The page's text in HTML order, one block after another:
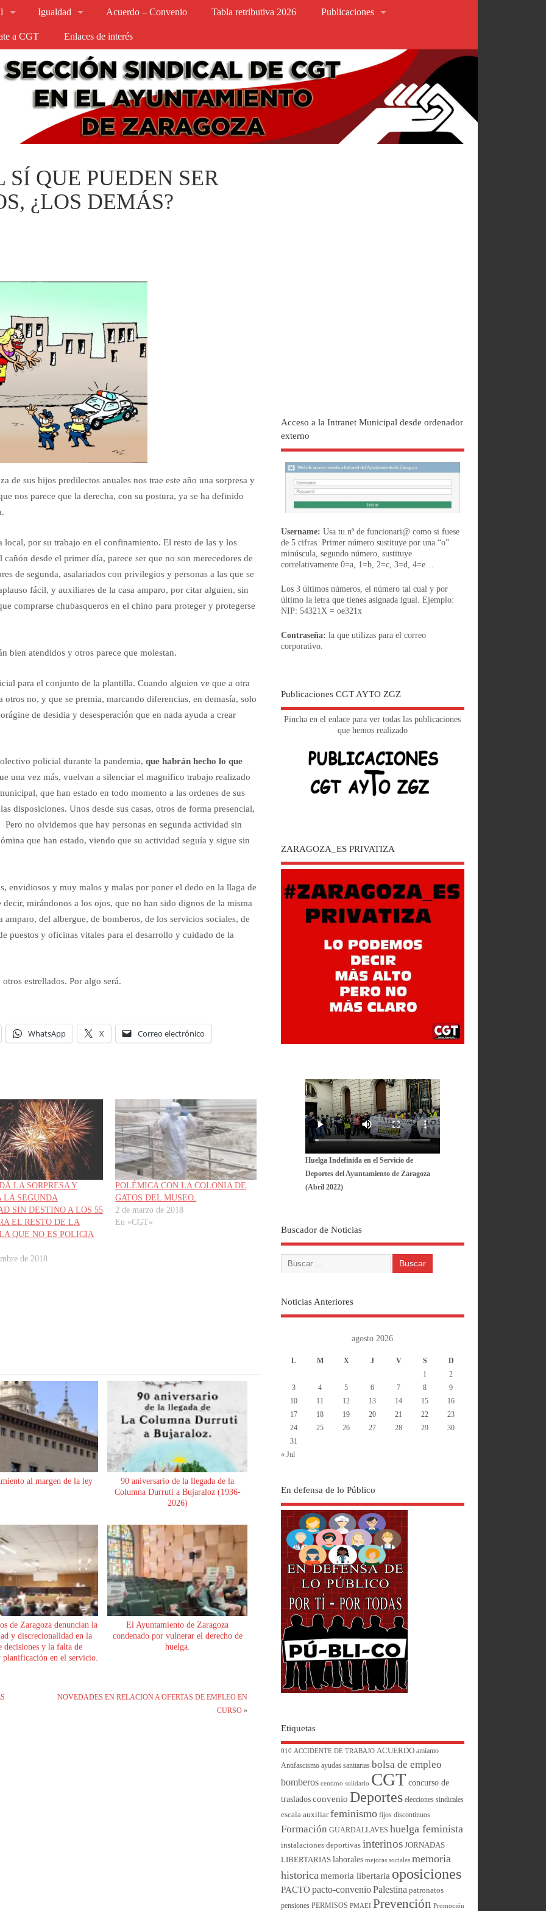
Igualdad Acuerdo – Convenio Tabla retributiva 2026 Publicaciones
a CGT Enlaces de interés
QUE PUEDEN SER
¿LOS DEMÁS?
de sus hijos predilectos anuales nos trae este año una sorpresa y
nos parece que la derecha, con su postura, ya se ha definido
local, por su trabajo en el confinamiento. El resto de las y los
desde el primer día, parece ser que no son merecedores de
de segunda, asalariados con privilegios y personas a las que se
fácil, y auxiliares de la casa amparo, por citar alguien, sin
comprarse chubasqueros en el chino para proteger y protegerse
bien atendidos y otros parece que molestan.
para el conjunto de la plantilla. Cuando alguien ve que a otra
no, y que se premia, marcando diferencias, en demasía, solo
de desidia y desesperación que en nada ayuda a crear
policial durante la pandemia,que habrán hecho lo que
una vez más, vuelvan a silenciar el magnifico trabajo realizado
que han estado en todo momento a las ordenes de sus
disposiciones. Unos desde sus casas, otros de forma presencial,
no olvidemos que hay personas en segunda actividad sin
que han estado, viendo que su actividad seguía y sigue sin
envidiosos y muy malos y malas por poner el dedo en la llaga de
mirándonos a los ojos, que no han sido dignos de la misma
del albergue, de bomberos, de los servicios sociales, de
puestos y oficinas vitales para el desarrollo y cuidado de la
estrellados. Por algo será.
WhatsApp X Correo electrónico
LA SORPRESA Y
LA SEGUNDA
SIN DESTINO A LOS 55
EL RESTO DE LA
QUE NO ES POLICIA
de 2018
POLÉMICA CON LA COLONIA DE
GATOS DEL MUSEO.
2 de marzo de 2018
En «CGT»
al margen de la ley
90 aniversario de la llegada de la
Columna Durruti a Bujaraloz (1936-
2026)
de Zaragoza denuncian la
y discrecionalidad en la
decisiones y la falta de
en el servicio.
El Ayuntamiento de Zaragoza
condenado por vulnerar el derecho de
huelga.
NOVEDADES EN RELACION A OFERTAS DE EMPLEO EN
CURSO »
Acceso a la Intranet Municipal desde ordenador
externo
Username: Usa tu nº de funcionari@ como si fuese
de 5 cifras. Primer número sustituye por una “o”
minúscula, segundo número, sustituye
correlativamente 0=a, 1=b, 2=c, 3=d, 4=e…
Los 3 últimos números, el número tal cual y por
último la letra que tienes asignada igual. Ejemplo:
NIP: 54321X = oe321x
Contraseña: la que utilizas para el correo
corporativo.
Publicaciones CGT AYTO ZGZ
Pincha en el enlace para ver todas las publicaciones
que hemos realizado
ZARAGOZA_ES PRIVATIZA
Huelga Indefinida en el Servicio de
Deportes del Ayuntamiento de Zaragoza
(Abril 2022)
Buscador de Noticias
Noticias Anteriores
agosto 2026
L M X J V S
D
1
2
3
4 5 6 7 8
9
10
11 12 13 14 15
16
17
18 19 20 21 22
23
24
25 26 27 28 29
30
31
« Jul
En defensa de lo Público
Etiquetas
010 ACCIDENTE DE TRABAJO ACUERDO amianto
Antifascismo ayudas sanitarias bolsa de empleo
bomberos centimo solidario CGT concurso de
traslados convenio Deportes elecciones sindicales
escala auxiliar feminismo fijos discontinuos
Formación GUARDALLAVES huelga feminista
instalaciones deportivas interinos JORNADAS
LIBERTARIAS laborales mejoras sociales memoria
historica memoria libertaria oposiciones
PACTO pacto-convenio Palestina patronatos
pensiones PERMISOS PMAEI Prevención Promoción